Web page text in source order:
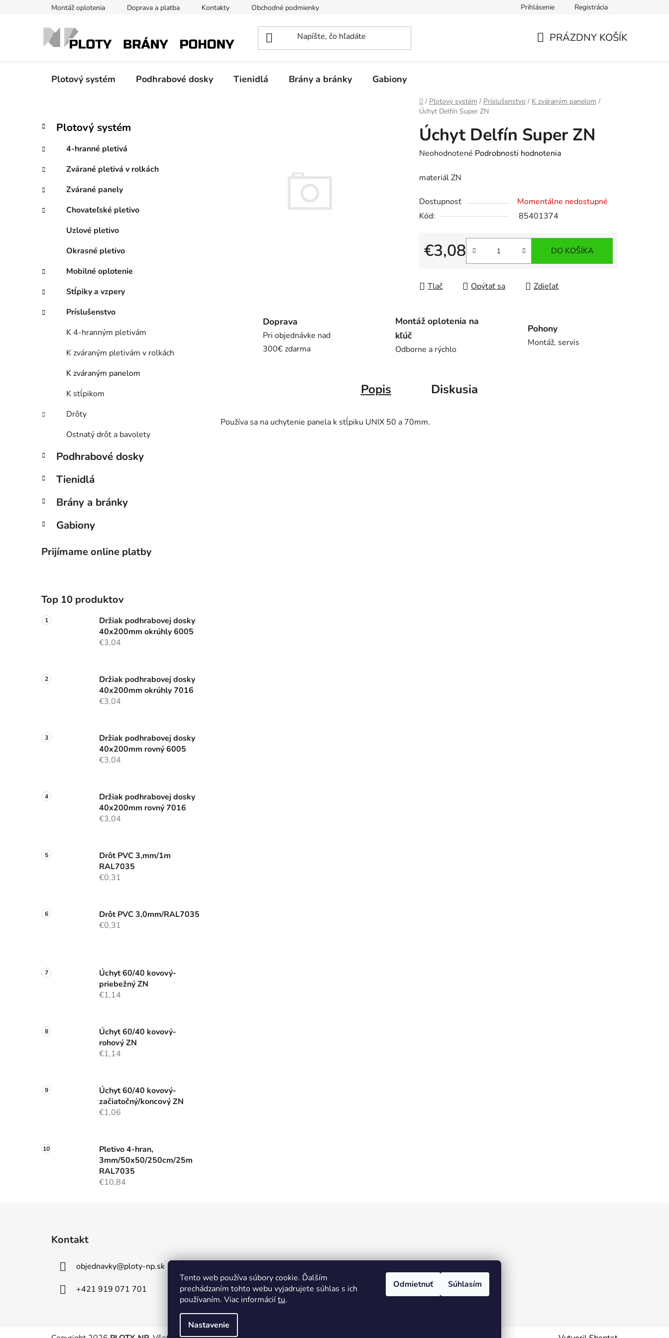
Tento web používa súbory cookie. Ďalším
prechádzaním tohto webu vyjadrujete súhlas s ich
používaním. Viac informáciítu.
Nastavenie
Odmietnuť Súhlasím
Montáž oplotenia Doprava a platba Kontakty Obchodné podmienky Prihlásenie Registrácia
PRÁZDNY KOŠÍK
Plotový systém Podhrabové dosky Tienidlá Brány a bránky Gabiony
Domov
/ Plotový systém / Príslušenstvo / K zváraným panelom /
Úchyt Delfín Super ZN
B
č
ý
p
n
Preskočiť
kategórie
K
a
e
g
ó
r
e
Plotový systém
4-hranné pletivá
Zvárané pletivá v rolkách
Zvárané panely
Chovateľské pletivo
Uzlové pletivo
Okrasné pletivo
Mobilné oplotenie
Stĺpiky a vzpery
Príslušenstvo
K 4-hranným pletivám
K zváraným pletivám v rolkách
K zváraným panelom
K stĺpikom
Drôty
Ostnatý drôt a bavolety
Podhrabové dosky
Tienidlá
Brány a bránky
Gabiony
Prijímame online platby
Top 10 produktov
Držiak podhrabovej dosky
40x200mm okrúhly 6005
€3,04
Držiak podhrabovej dosky
40x200mm okrúhly 7016
€3,04
Držiak podhrabovej dosky
40x200mm rovný 6005
€3,04
Držiak podhrabovej dosky
40x200mm rovný 7016
€3,04
Drôt PVC 3,mm/1m
RAL7035
€0,31
Drôt PVC 3,0mm/RAL7035
€0,31
Úchyt 60/40 kovový-
priebežný ZN
€1,14
Úchyt 60/40 kovový-
rohový ZN
€1,14
Úchyt 60/40 kovový-
začiatočný/koncový ZN
€1,06
Pletivo 4-hran,
3mm/50x50/250cm/25m
RAL7035
€10,84
Úchyt Delfín Super ZN
Priemerné
produktu
0,0
z
hviezdičiek.
Neohodnotené Podrobnosti hodnotenia
materiál ZN
Dostupnosť
Momentálne nedostupné
Kód:
85401374
€3,08
Jednotková cena:
DO KOŠÍKA
Tlač Opýtať sa Zdieľať
Doprava
Pri objednávke nad
300€ zdarma
Montáž oplotenia na
kľúč
Odborne a rýchlo
Pohony
Montáž, servis
Popis Diskusia
Používa sa na uchytenie panela k stĺpiku UNIX 50 a 70mm.
Kontakt
objednavky@ploty-np.sk
+421 919 071 701